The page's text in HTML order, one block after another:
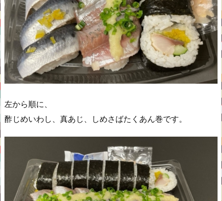
左から順に、
酢じめいわし、真あじ、しめさばたくあん巻です。